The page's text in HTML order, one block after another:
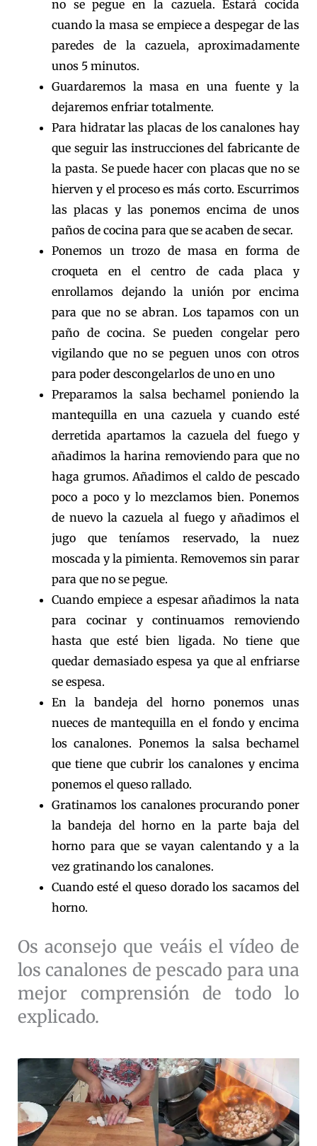
no se pegue en la cazuela. Estará cocida
cuando la masa se empiece a despegar de las
paredes de la cazuela, aproximadamente
unos 5 minutos.
Guardaremos la masa en una fuente y la
dejaremos enfriar totalmente.
Para hidratar las placas de los canalones hay
que seguir las instrucciones del fabricante de
la pasta. Se puede hacer con placas que no se
hierven y el proceso es más corto. Escurrimos
las placas y las ponemos encima de unos
paños de cocina para que se acaben de secar.
Ponemos un trozo de masa en forma de
croqueta en el centro de cada placa y
enrollamos dejando la unión por encima
para que no se abran. Los tapamos con un
paño de cocina. Se pueden congelar pero
vigilando que no se peguen unos con otros
para poder descongelarlos de uno en uno
Preparamos la salsa bechamel poniendo la
mantequilla en una cazuela y cuando esté
derretida apartamos la cazuela del fuego y
añadimos la harina removiendo para que no
haga grumos. Añadimos el caldo de pescado
poco a poco y lo mezclamos bien. Ponemos
de nuevo la cazuela al fuego y añadimos el
jugo que teníamos reservado, la nuez
moscada y la pimienta. Removemos sin parar
para que no se pegue.
Cuando empiece a espesar añadimos la nata
para cocinar y continuamos removiendo
hasta que esté bien ligada. No tiene que
quedar demasiado espesa ya que al enfriarse
se espesa.
En la bandeja del horno ponemos unas
nueces de mantequilla en el fondo y encima
los canalones. Ponemos la salsa bechamel
que tiene que cubrir los canalones y encima
ponemos el queso rallado.
Gratinamos los canalones procurando poner
la bandeja del horno en la parte baja del
horno para que se vayan calentando y a la
vez gratinando los canalones.
Cuando esté el queso dorado los sacamos del
horno.
Os aconsejo que veáis el vídeo de
los canalones de pescado para una
mejor comprensión de todo lo
explicado.